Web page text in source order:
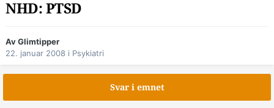
NHD: PTSD
Av Glimtipper
22. januar 2008 i Psykiatri
Svar i emnet